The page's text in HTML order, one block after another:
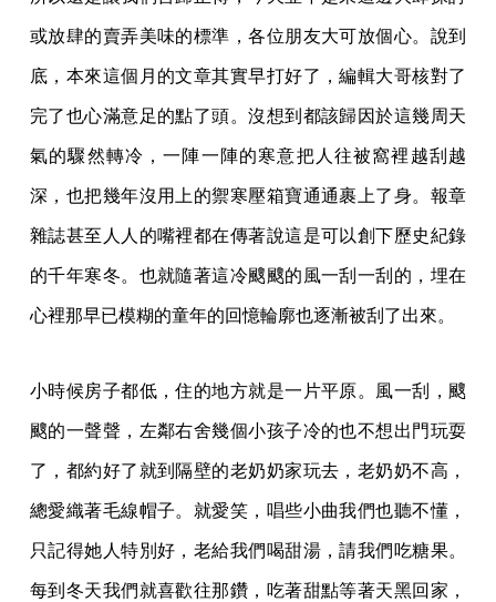
或放肆的賣弄美味的標準，各位朋友大可放個心。說到
底，本來這個月的文章其實早打好了，編輯大哥核對了
完了也心滿意足的點了頭。沒想到都該歸因於這幾周天
氣的驟然轉冷，一陣一陣的寒意把人往被窩裡越刮越
深 ，也把幾年沒用上的禦寒壓箱寶通通裹上了身。報章
雜誌甚至人人的嘴裡都在傳著說這是可以創下歷史紀錄
的千年寒冬。也就隨著這冷颼颼的風一刮一刮的，埋在
心裡那早已模糊的童年的回憶輪廓也逐漸被刮了出來。
小時候房子都低，住的地方就是一片平原。風一刮，颼
颼的一聲聲，左鄰右舍幾個小孩子冷的也不想出門玩耍
了，都約好了就到隔壁的老奶奶家玩去，老奶奶不高，
總愛織著毛線帽子。就愛笑，唱些小曲我們也聽不懂，
只記得她人特別好，老給我們喝甜湯，請我們吃糖果。
每到冬天我們就喜歡往那鑽，吃著甜點等著天黑回家，